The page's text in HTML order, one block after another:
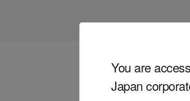
You are
Japan